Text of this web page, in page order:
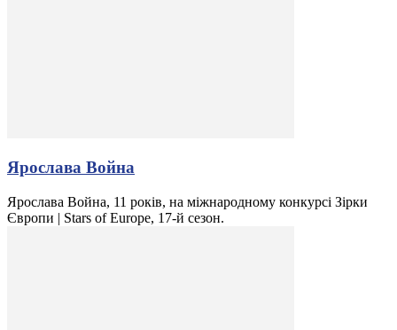
Ярослава Война
Ярослава Война, 11 років, на міжнародному конкурсі Зірки
Європи | Stars of Europe, 17-й сезон.